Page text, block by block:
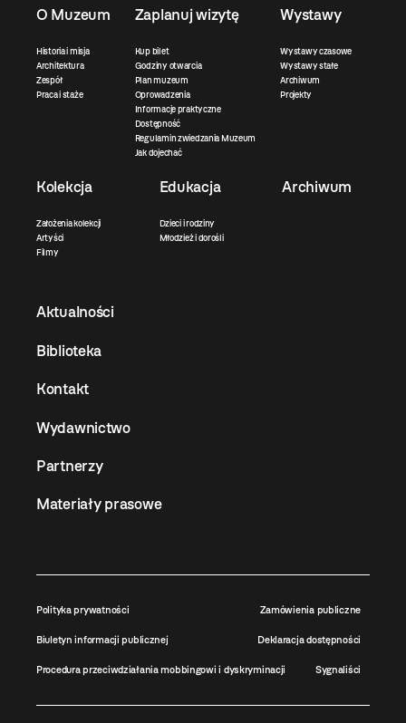
O Muzeum
Historia i misja
Architektura
Zespół
Praca i staże
Zaplanuj wizytę
Kup bilet
Godziny otwarcia
Plan muzeum
Oprowadzenia
Informacje praktyczne
Dostępność
Regulamin zwiedzania Muzeum
Jak dojechać
Wystawy
Wystawy czasowe
Wystawy stałe
Archiwum
Projekty
Kolekcja
Założenia kolekcji
Artyści
Filmy
Edukacja
Dzieci i rodziny
Młodzież i dorośli
Archiwum
Aktualności
Biblioteka
Kontakt
Wydawnictwo
Partnerzy
Materiały prasowe
Polityka prywatności Zamówienia publiczne
Biuletyn informacji publicznej Deklaracja dostępności
Procedura przeciwdziałania mobbingowi i dyskryminacji Sygnaliści